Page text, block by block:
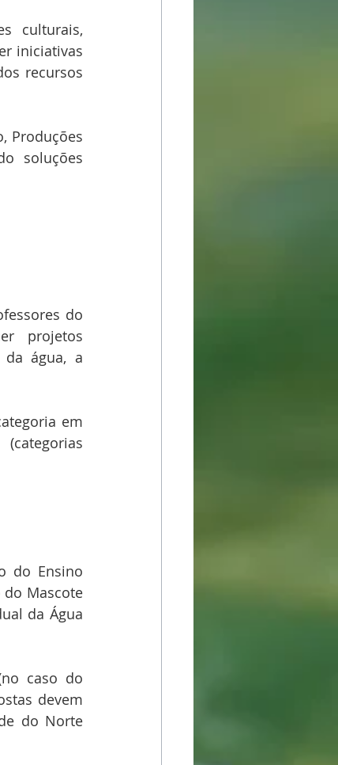
culturais,
iniciativas
recursos
Produções
soluções
do
projetos
água, a
em
do Ensino
Mascote
da Água
caso do
devem
do Norte